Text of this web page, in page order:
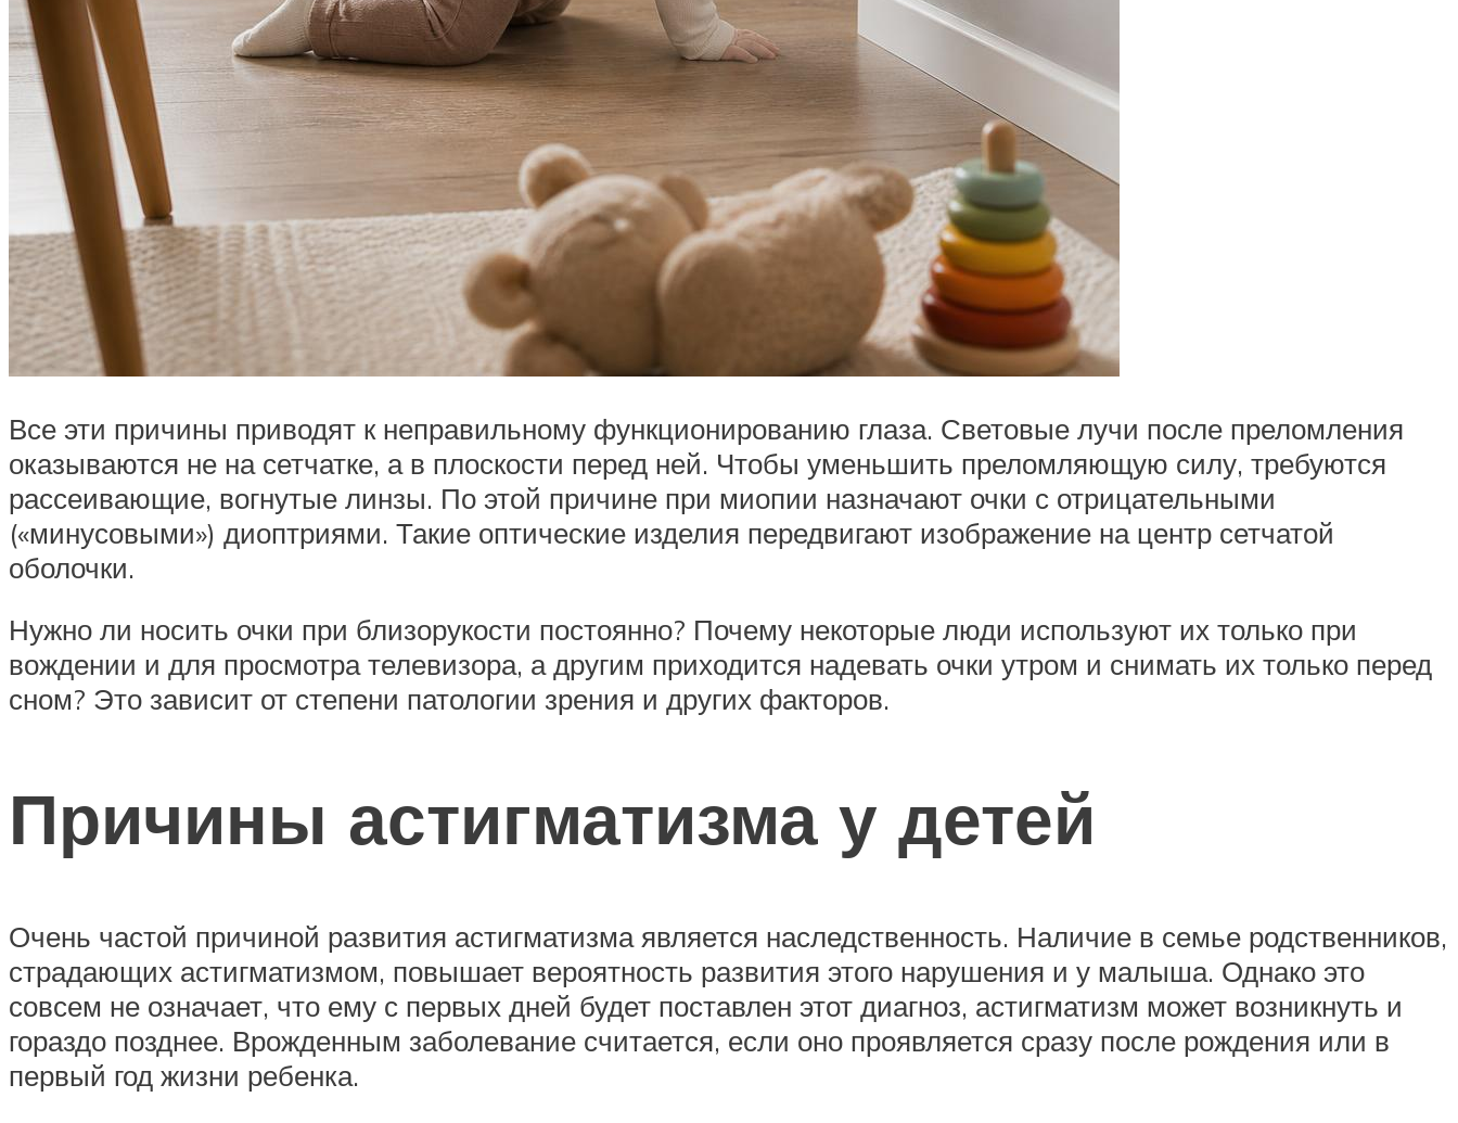
Все эти причины приводят к неправильному функционированию глаза. Световые лучи после преломления
оказываются не на сетчатке, а в плоскости перед ней. Чтобы уменьшить преломляющую силу, требуются
рассеивающие, вогнутые линзы. По этой причине при миопии назначают очки с отрицательными
(«минусовыми») диоптриями. Такие оптические изделия передвигают изображение на центр сетчатой
оболочки.
Нужно ли носить очки при близорукости постоянно? Почему некоторые люди используют их только при
вождении и для просмотра телевизора, а другим приходится надевать очки утром и снимать их только перед
сном? Это зависит от степени патологии зрения и других факторов.
Причины астигматизма у детей
Очень частой причиной развития астигматизма является наследственность. Наличие в семье родственников,
страдающих астигматизмом, повышает вероятность развития этого нарушения и у малыша. Однако это
совсем не означает, что ему с первых дней будет поставлен этот диагноз, астигматизм может возникнуть и
гораздо позднее. Врожденным заболевание считается, если оно проявляется сразу после рождения или в
первый год жизни ребенка.